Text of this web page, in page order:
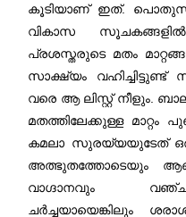
കൂടിയാണ് ഇത്.
വികാസ
പ്രശസ്തരുടെ മതം
സാക്ഷ്യം
വരെ ആ ലിസ്റ്റ് നീളും.
മതത്തിലേക്കുള്ള മാറ്റം
കമലാ സുരയ്യയുടേത്
അത്ഭുതത്തോടെയും
വാഗ്ദാനവും
ചർച്ചയായെങ്കിലും